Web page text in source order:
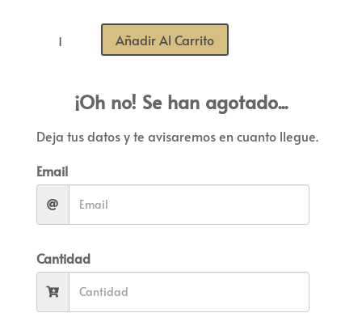
Infantil
cantidad
Añadir Al Carrito
¡Oh no! Se han agotado...
Deja tus datos y te avisaremos en cuanto llegue.
Email
Cantidad